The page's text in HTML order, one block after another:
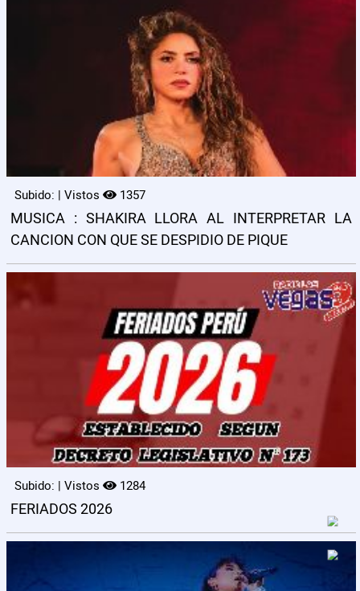
Subido: | Vistos 1357
MUSICA : SHAKIRA LLORA AL INTERPRETAR LA
CANCION CON QUE SE DESPIDIO DE PIQUE
Subido: | Vistos 1284
FERIADOS 2026